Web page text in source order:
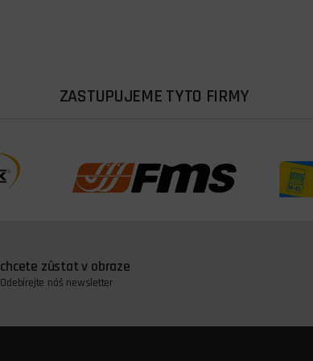
ZASTUPUJEME TYTO FIRMY
chcete zůstat v obraze
Odebírejte náš newsletter